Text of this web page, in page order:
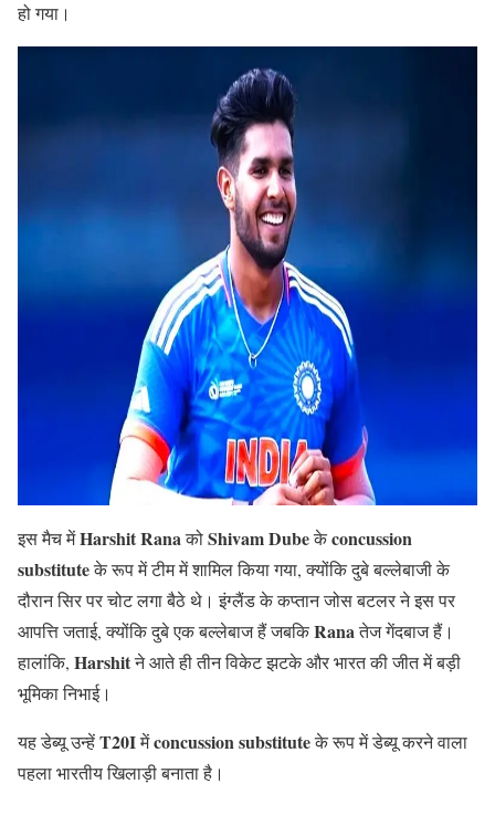
हो गया।
इस मैच मेंHarshit RanaकोShivam Dubeकेconcussion
substituteके रूप में टीम में शामिल किया गया, क्योंकि दुबे बल्लेबाजी के
दौरान सिर पर चोट लगा बैठे थे। इंग्लैंड के कप्तान जोस बटलर ने इस पर
आपत्ति जताई, क्योंकि दुबे एक बल्लेबाज हैं जबकिRanaतेज गेंदबाज हैं।
हालांकि, Harshitने आते ही तीन विकेट झटके और भारत की जीत में बड़ी
भूमिका निभाई।
यह डेब्यू उन्हेंT20Iमेंconcussion substituteके रूप में डेब्यू करने वाला
पहला भारतीय खिलाड़ी बनाता है।